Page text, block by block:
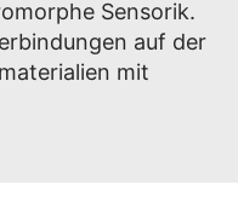
Sensorik.
auf der
mit